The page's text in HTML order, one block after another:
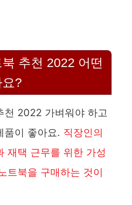
추천 2022 어떤
?
천 2022 가벼워야 하고
품이 좋아요. 직장인의
재택 근무를 위한 가성
트북을 구매하는 것이